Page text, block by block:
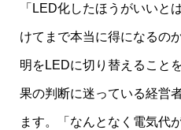
「LED化したほうがいいと
けてまで本当に得になる
明をLEDに切り替えること
果の判断に迷っている経営
ます。「なんとなく電気代